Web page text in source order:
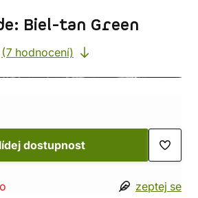
Biel-tan Green
(7 hodnocení)
dostupnost
zeptej se